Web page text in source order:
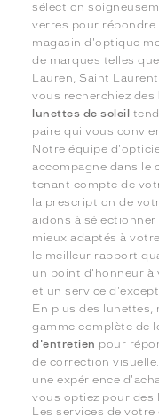
sélection
verres pour
magasin d'optique
de marques telles
Lauren, Saint
vous recherchiez des
lunettes de soleil
paire qui vous
Notre équipe
accompagne dans le
tenant compte de
la prescription de
aidons à
mieux adaptés à
le meilleur rapport
un point d'honneur à
et un service
En plus des
gamme complète de
d'entretien pour
de correction
une expérience
vous optiez pour des
Les services de